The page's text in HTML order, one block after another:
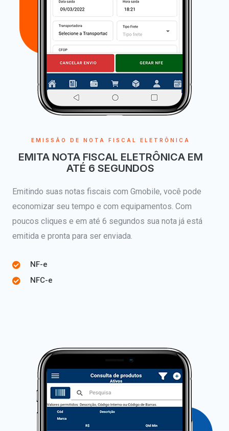
EMISSÃO DE NOTA FISCAL ELETRÔNICA
EMITA NOTA FISCAL ELETRÔNICA EM
ATÉ 6 SEGUNDOS
Emitindo suas notas fiscais com Gmobile, você pode
economizar seu tempo e com equipamentos. Com
poucos cliques e em até 6 segundos sua nota já está
emitida e pronta para ser enviada.
NF-e
NFC-e